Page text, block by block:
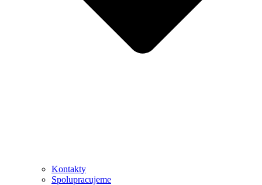
Kontakty
Spolupracujeme